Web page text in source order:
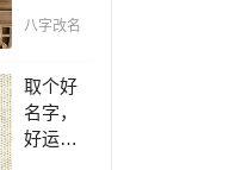
一个好
金，好
名字让
你增加
自信、
八字改名
取个好
名字，
好运伴